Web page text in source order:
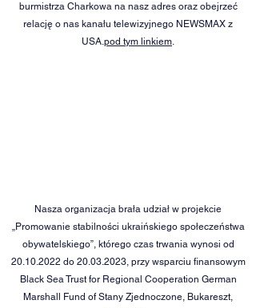
burmistrza Charkowa na nasz adres oraz obejrzeć
relację o nas kanału telewizyjnego NEWSMAX z
USA.pod tym linkiem.
Nasza organizacja brała udział w projekcie
„Promowanie stabilności ukraińskiego społeczeństwa
obywatelskiego”, którego czas trwania wynosi od
20.10.2022 do 20.03.2023, przy wsparciu finansowym
Black Sea Trust for Regional Cooperation German
Marshall Fund of Stany Zjednoczone, Bukareszt,